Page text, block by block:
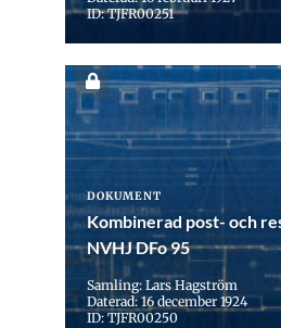
ID: TJFR00251
DOKUMENT
Kombinerad post- och
NVHJ DFo 95
Samling: Lars Hagström
Daterad: 16 december 1924
ID: TJFR00250